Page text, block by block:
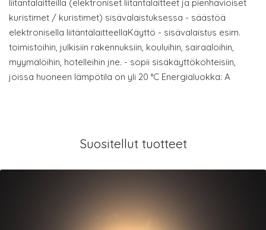
liitäntälaitteilla (elektroniset liitäntälaitteet ja pienhäviöiset
kuristimet / kuristimet) sisävalaistuksessa - säästöä
elektronisella liitäntälaitteellaKäyttö - sisävalaistus esim.
toimistoihin, julkisiin rakennuksiin, kouluihin, sairaaloihin,
myymälöihin, hotelleihin jne. - sopii sisäkäyttökohteisiin,
joissa huoneen lämpötila on yli 20 °C Energialuokka: A
Suositellut tuotteet